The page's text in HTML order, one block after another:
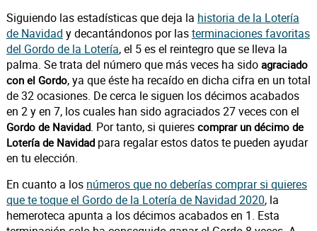
Siguiendo las estadísticas que deja la historia de la Lotería
de Navidad y decantándonos por lasterminaciones favoritas
del Gordo de la Lotería, el 5 es el reintegro que se lleva la
palma. Se trata del número que más veces ha sidoagraciado
con el Gordo, ya que éste ha recaído en dicha cifra en un total
de 32 ocasiones. De cerca le siguen los décimos acabados
en 2 y en 7, los cuales han sido agraciados 27 veces con el
Gordo de Navidad. Por tanto, si quieres comprar un décimo de
Lotería de Navidadpara regalar estos datos te pueden ayudar
en tu elección.
En cuanto a los números que no deberías comprar si quieres
que te toque el Gordo de la Lotería de Navidad 2020, la
hemeroteca apunta a los décimos acabados en 1. Esta